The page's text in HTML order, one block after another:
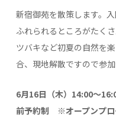
新宿御苑を散策します。
ふれられるところがたく
ツバキなど初夏の自然を
合、現地解散ですので参
6月16日（木）14:00～
前予約制 ※オープンプロ